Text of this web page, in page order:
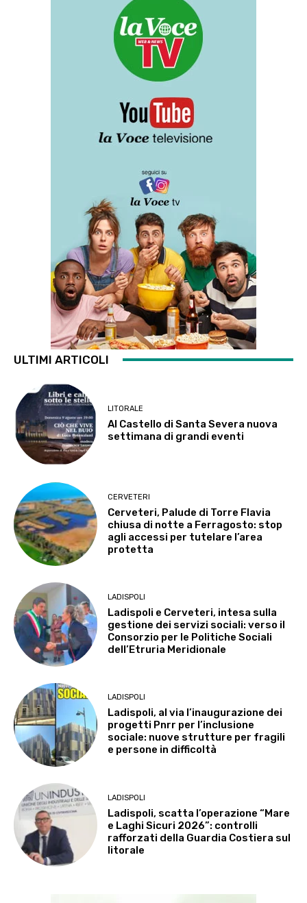
ULTIMI ARTICOLI
LITORALE
Al Castello di Santa Severa nuova
settimana di grandi eventi
CERVETERI
Cerveteri, Palude di Torre Flavia
chiusa di notte a Ferragosto: stop
agli accessi per tutelare l’area
protetta
LADISPOLI
Ladispoli e Cerveteri, intesa sulla
gestione dei servizi sociali: verso il
Consorzio per le Politiche Sociali
dell’Etruria Meridionale
LADISPOLI
Ladispoli, al via l’inaugurazione dei
progetti Pnrr per l’inclusione
sociale: nuove strutture per fragili
e persone in difficoltà
LADISPOLI
Ladispoli, scatta l’operazione “Mare
e Laghi Sicuri 2026”: controlli
rafforzati della Guardia Costiera sul
litorale